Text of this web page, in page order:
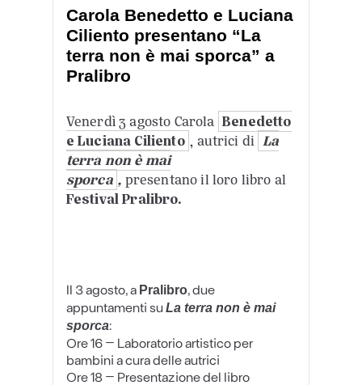
Carola Benedetto e Luciana
Ciliento presentano “La
terra non è mai sporca” a
Pralibro
Venerdì 3 agosto Carola Benedetto
e Luciana Ciliento , autrici di La
terra non è mai
sporca , presentano il loro libro al
FestivalPralibro.
Il 3 agosto, a Pralibro, due
appuntamenti suLa terra non è mai
sporca:
Ore 16 – Laboratorio artistico per
bambini a cura delle autrici
Ore 18 – Presentazione del libro